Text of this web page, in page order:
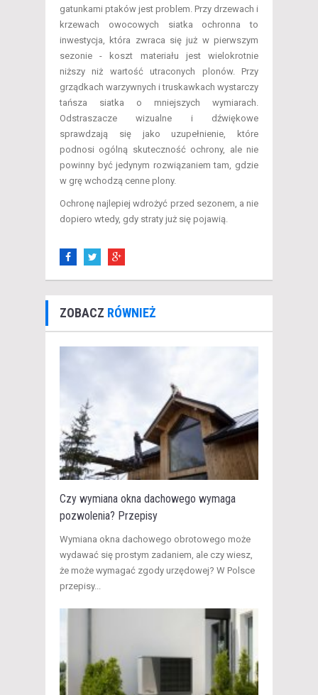
gatunkami ptaków jest problem. Przy drzewach i
krzewach owocowych siatka ochronna to
inwestycja, która zwraca się już w pierwszym
sezonie - koszt materiału jest wielokrotnie
niższy niż wartość utraconych plonów. Przy
grządkach warzywnych i truskawkach wystarczy
tańsza siatka o mniejszych wymiarach.
Odstraszacze wizualne i dźwiękowe
sprawdzają się jako uzupełnienie, które
podnosi ogólną skuteczność ochrony, ale nie
powinny być jedynym rozwiązaniem tam, gdzie
w grę wchodzą cenne plony.
Ochronę najlepiej wdrożyć przed sezonem, a nie
dopiero wtedy, gdy straty już się pojawią.
ZOBACZ RÓWNIEŻ
Czy wymiana okna dachowego wymaga
pozwolenia? Przepisy
​Wymiana okna dachowego obrotowego może
wydawać się prostym zadaniem, ale czy wiesz,
że może wymagać zgody urzędowej? W Polsce
przepisy...